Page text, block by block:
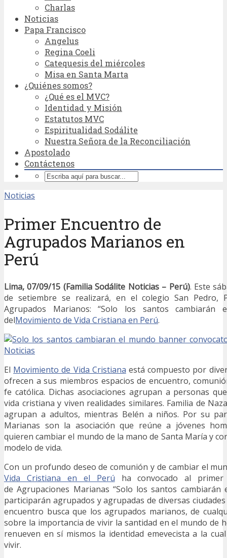
Charlas
Noticias
Papa Francisco
Angelus
Regina Coeli
Catequesis del miércoles
Misa en Santa Marta
¿Quiénes somos?
¿Qué es el MVC?
Identidad y Misión
Estatutos MVC
Espiritualidad Sodálite
Nuestra Señora de la Reconciliación
Apostolado
Contáctenos
Noticias
Primer Encuentro de
Agrupados Marianos en
Perú
Lima, 07/09/15 (Familia Sodálite Noticias – Perú). Este
de setiembre se realizará, en el colegio San Pedro,
Agrupados Marianos: “Solo los santos cambiarán
delMovimiento de Vida Cristiana en Perú.
El Movimiento de Vida Cristiana está compuesto por
ofrecen a sus miembros espacios de encuentro,
fe católica. Dichas asociaciones agrupan a personas
vida cristiana y viven realidades similares. Familia de
agrupan a adultos, mientras Belén a niños. Por su
Marianas son la asociación que reúne a jóvenes
quieren cambiar el mundo de la mano de Santa María y
modelo de vida.
Con un profundo deseo de comunión y de cambiar el
Vida Cristiana en el Perú ha convocado al primer
de Agrupaciones Marianas “Solo los santos cambiarán
participarán agrupados y agrupadas de diversas
encuentro busca que los agrupados marianos, de
sobre la importancia de vivir la santidad en el mundo de
renueven en sí mismos la identidad emevecista a la
vivir.